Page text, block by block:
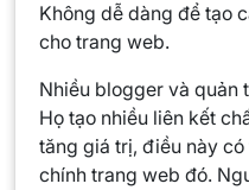
Không dễ dàng để tạo
cho trang web.
Nhiều blogger và quản
Họ tạo nhiều liên kết
tăng giá trị, điều này
chính trang web đó.